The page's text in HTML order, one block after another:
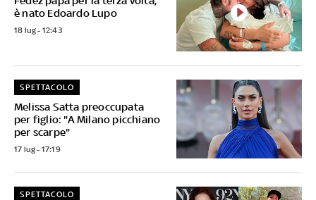
è nato Edoardo Lupo
18 lug - 12:43
Melissa Satta preoccupata
per figlio: "A Milano picchiano
per scarpe"
SPETTACOLO
17 lug - 17:19
SPETTACOLO